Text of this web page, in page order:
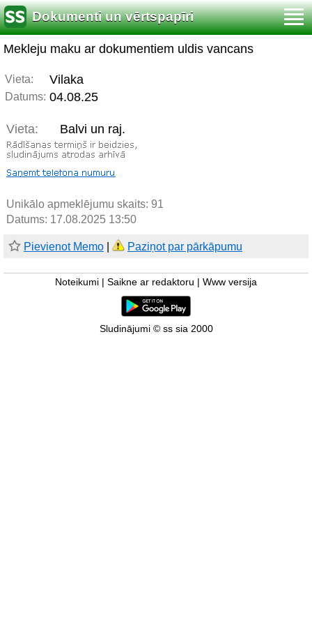
Dokumenti un vērtspapīri
Mekleju maku ar dokumentiem uldis vancans
Vieta: Vilaka
Datums: 04.08.25
Vieta: Balvi un raj.
Unikālo apmeklējumu skaits: 91
Datums: 17.08.2025 13:50
Pievienot Memo Paziņot par pārkāpumu
Noteikumi Saikne ar redaktoru Www versija
Sludinājumi © ss sia 2000